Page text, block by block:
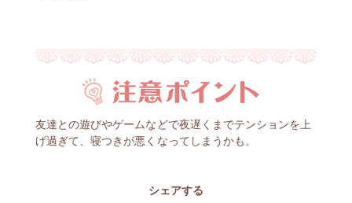
友達との遊びやゲームなどで夜遅くまでテンションを上
げ過ぎて、寝つきが悪くなってしまうかも。
シェアする